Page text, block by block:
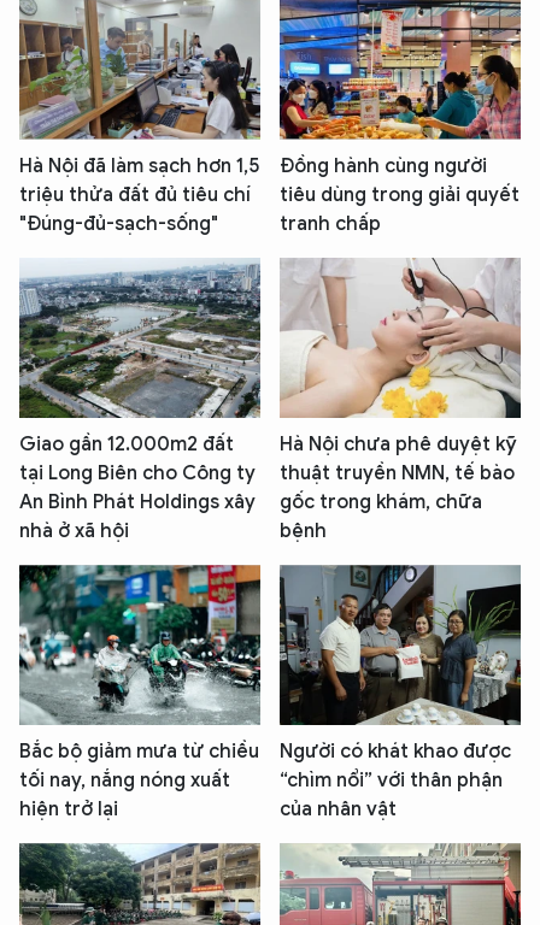
Hà Nội đã làm sạch hơn 1,5
triệu thửa đất đủ tiêu chí
"Đúng-đủ-sạch-sống"
Đồng hành cùng người
tiêu dùng trong giải quyết
tranh chấp
Giao gần 12.000m2 đất
tại Long Biên cho Công ty
An Bình Phát Holdings xây
nhà ở xã hội
Hà Nội chưa phê duyệt kỹ
thuật truyền NMN, tế bào
gốc trong khám, chữa
bệnh
Bắc bộ giảm mưa từ chiều
tối nay, nắng nóng xuất
hiện trở lại
Người có khát khao được
“chìm nổi” với thân phận
của nhân vật